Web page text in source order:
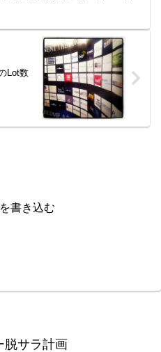
Lot数
書き込む
脱サラ計画